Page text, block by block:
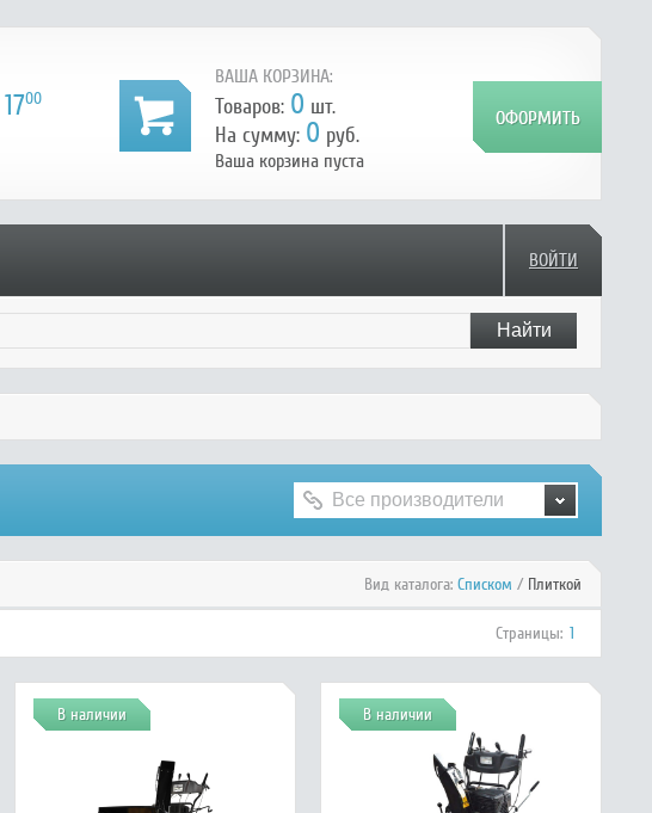
1700
ВАША КОРЗИНА:
Товаров: 0 шт.
На сумму: 0 руб.
Ваша корзина пуста
ВОЙТИ
Вид каталога: Списком / Плиткой
Страницы: 1
В наличии В наличии